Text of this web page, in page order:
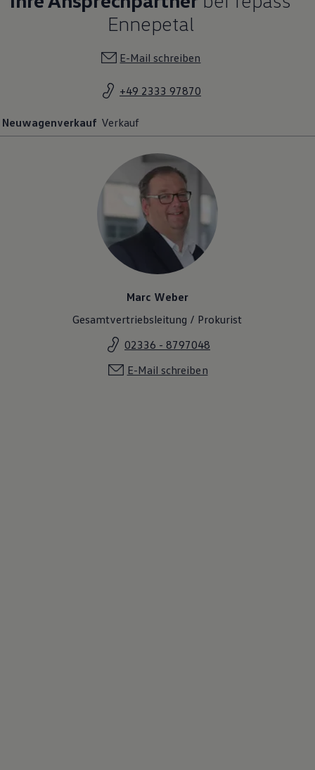
Ennepetal
E-Mail schreiben
+49 2333 97870
Neuwagenverkauf Verkauf
Marc Weber
Gesamtvertriebsleitung / Prokurist
02336 - 8797048
E-Mail schreiben